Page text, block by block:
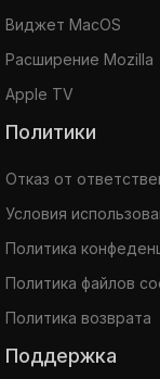
Виджет MacOS
Расширение Mozilla
Apple TV
Политики
Отказ от
Условия
Политика
Политика файлов
Политика возврата
Поддержка